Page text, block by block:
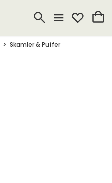
Skamler & Puffer